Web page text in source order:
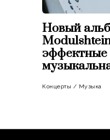
Новый
эффектные
Концерты / Музыка